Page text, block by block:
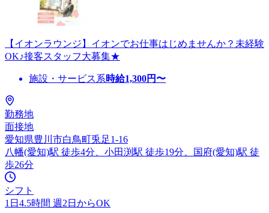
【イオンラウンジ】イオンでお仕事はじめませんか？未経験
OK♪接客スタッフ大募集★
施設・サービス系時給1,300円〜
勤務地
面接地
愛知県豊川市白鳥町兎足1-16
八幡(愛知)駅 徒歩4分、小田渕駅 徒歩19分、国府(愛知)駅 徒
歩26分
シフト
1日4.5時間 週2日からOK